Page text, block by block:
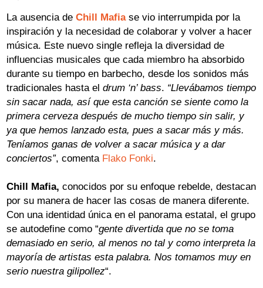
La ausencia deChill Mafia se vio interrumpida por la
inspiración y la necesidad de colaborar y volver a hacer
música. Este nuevo single refleja la diversidad de
influencias musicales que cada miembro ha absorbido
durante su tiempo en barbecho, desde los sonidos más
tradicionales hasta eldrum ‘n’ bass. “Llevábamos tiempo
sin sacar nada, así que esta canción se siente como la
primera cerveza después de mucho tiempo sin salir, y
ya que hemos lanzado esta, pues a sacar más y más.
Teníamos ganas de volver a sacar música y a dar
conciertos”, comenta Flako Fonki.
Chill Mafia, conocidos por su enfoque rebelde, destacan
por su manera de hacer las cosas de manera diferente.
Con una identidad única en el panorama estatal, el grupo
se autodefine como “gente divertida que no se toma
demasiado en serio, al menos no tal y como interpreta la
mayoría de artistas esta palabra. Nos tomamos muy en
serio nuestra gilipollez“.